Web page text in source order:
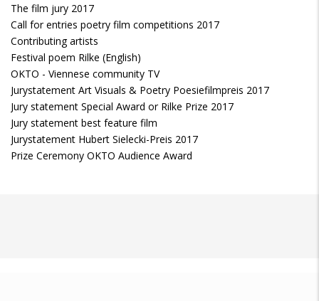
The film jury 2017
Call for entries poetry film competitions 2017
Contributing artists
Festival poem Rilke (English)
OKTO - Viennese community TV
Jurystatement Art Visuals & Poetry Poesiefilmpreis 2017
Jury statement Special Award or Rilke Prize 2017
Jury statement best feature film
Jurystatement Hubert Sielecki-Preis 2017
Prize Ceremony OKTO Audience Award